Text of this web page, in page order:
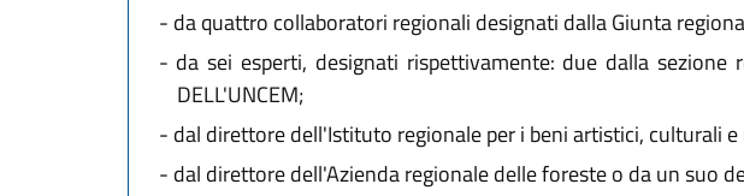
- da quattro collaboratori regionali designati dalla Giunta
- da sei esperti, designati rispettivamente: due dalla sezione
DELL'UNCEM;
- dal direttore dell'Istituto regionale per i beni artistici, culturali
- dal direttore dell'Azienda regionale delle foreste o da un suo